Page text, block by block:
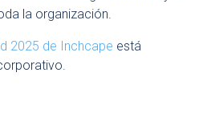
la organización.
2025 de Inchcape está